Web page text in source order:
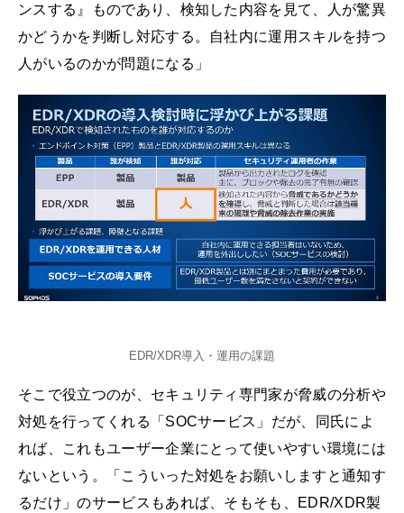
ンスする』ものであり、検知した内容を見て、人が驚異
かどうかを判断し対応する。自社内に運用スキルを持つ
人がいるのかが問題になる」
EDR/XDR導入・運用の課題
そこで役立つのが、セキュリティ専門家が脅威の分析や
対処を行ってくれる「SOCサービス」だが、同氏によ
れば、これもユーザー企業にとって使いやすい環境には
ないという。「こういった対処をお願いしますと通知す
るだけ」のサービスもあれば、そもそも、EDR/XDR製